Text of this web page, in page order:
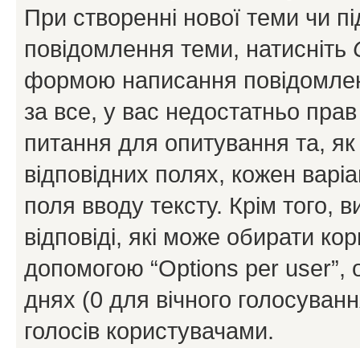
При створенні нової теми чи
повідомлення теми, натисніть
формою написання
за все, у вас недостатньо
питання для опитування та, як
відповідних полях, кожен
поля вводу тексту. Крім того,
відповіді, які може обирати
допомогою “Options per user”,
днях (0 для вічного
голосів користувачами.